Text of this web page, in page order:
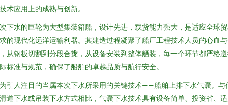
术应用上的成熟与创新。
下水的巨轮为大型集装箱船，设计先进，载货能力强大，是适应全球
的现代化远洋运输利器。其建造过程凝聚了船厂工程技术人员的心血
从钢板切割到分段合拢，从设备安装到整体舾装，每一个环节都严格
标准与规范，确保了船舶的卓越品质与航行安全。
引人注目的当属本次下水所采用的关键技术——船舶上排下水气囊。与
道下水或吊装下水方式相比，气囊下水技术具有设备简单、投资省、